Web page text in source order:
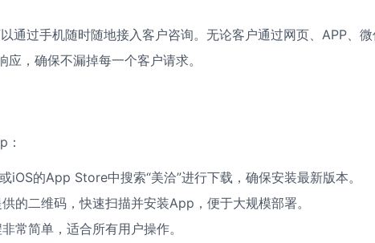
通过手机随时随地接入客户咨询。无论客户通过网页、APP、
，确保不漏掉每一个客户请求。
iOS的App Store中搜索“美洽”进行下载，确保安装最新版本。
的二维码，快速扫描并安装App，便于大规模部署。
常简单，适合所有用户操作。